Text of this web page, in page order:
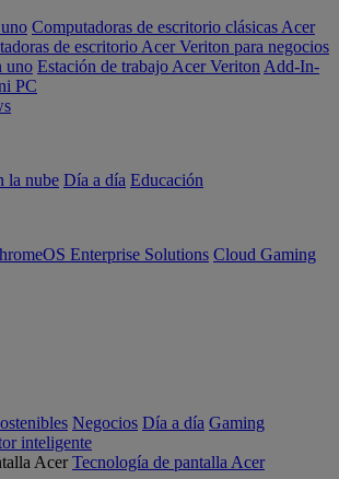
Computadoras de escritorio clásicas Acer
de escritorio Acer Veriton para negocios
uno Estación de trabajo Acer Veriton Add-In-
PC
la nube Día a día Educación
Enterprise Solutions Cloud Gaming
Negocios Día a día Gaming
inteligente
Tecnología de pantalla Acer